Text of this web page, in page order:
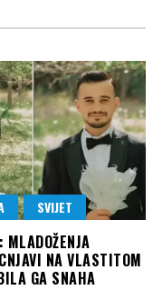
SVIJET
NA VLASTITOM
GA SNAHA